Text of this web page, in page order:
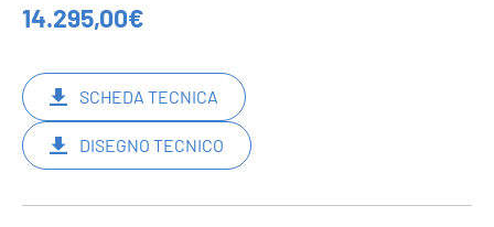
14.295,00€
SCHEDA TECNICA
DISEGNO TECNICO